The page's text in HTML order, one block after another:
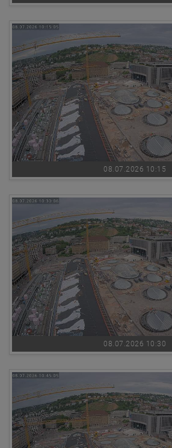
08.07.2026 10:15
08.07.2026 10:30